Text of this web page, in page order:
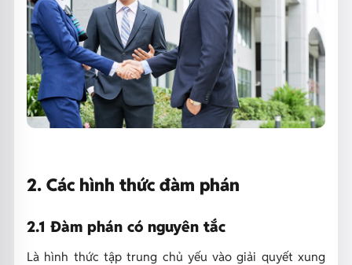
2. Các hình thức đàm phán
2.1 Đàm phán có nguyên tắc
Là hình thức tập trung chủ yếu vào giải quyết xung